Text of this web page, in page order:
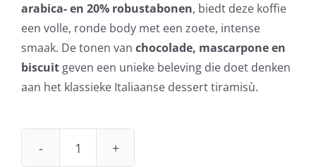
arabica- en 20% robustabonen, biedt deze koffie
een volle, ronde body met een zoete, intense
smaak. De tonen van chocolade, mascarpone en
biscuit geven een unieke beleving die doet denken
aan het klassieke Italiaanse dessert tiramisù.
Bialetti